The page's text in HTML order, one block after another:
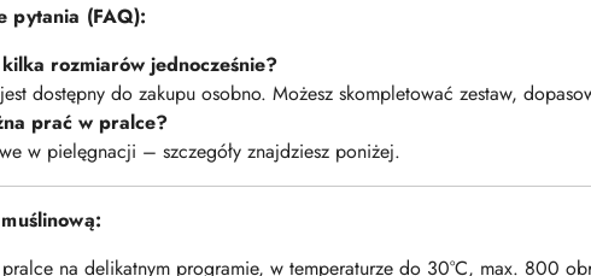
pytania (FAQ):
rozmiarów jednocześnie?
dostępny do zakupu osobno. Możesz skompletować zestaw,
prać w pralce?
w pielęgnacji – szczegóły znajdziesz poniżej.
na delikatnym programie, w temperaturze do 30°C, max. 800